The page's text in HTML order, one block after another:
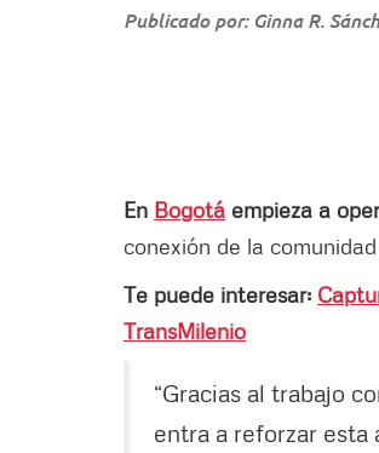
Publicado por: Ginna R.
En Bogotá empieza a
conexión de la
Te puede interesar:
TransMilenio
“Gracias al trabajo
entra a reforzar esta